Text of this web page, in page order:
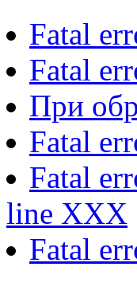
Fatal
Fatal
При
Fatal
Fatal
line XXX
Fatal